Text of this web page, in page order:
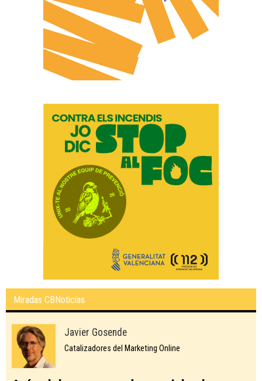
Miradas CBNoticias
Javier Gosende
Catalizadores del Marketing Online